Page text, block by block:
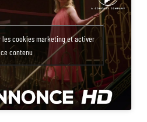
les cookies marketing et activer
ce contenu